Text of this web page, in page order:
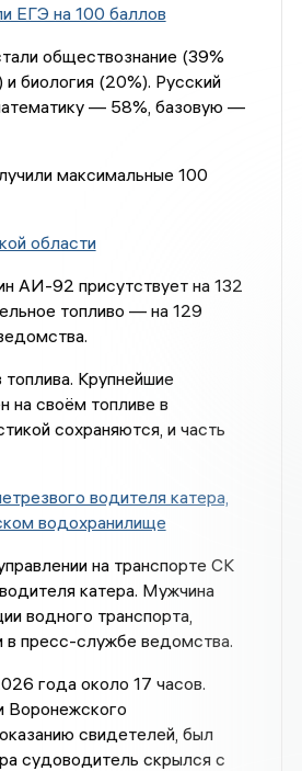
ЕГЭ на 100 баллов
обществознание (39%
биология (20%). Русский
— 58%, базовую —
максимальные 100
области
АИ-92 присутствует на 132
топливо — на 129
Крупнейшие
на своём топливе в
сохраняются, и часть
водителя катера,
водохранилище
на транспорте СК
катера. Мужчина
водного транспорта,
пресс-службе ведомства.
года около 17 часов.
Воронежского
свидетелей, был
судоводитель скрылся с